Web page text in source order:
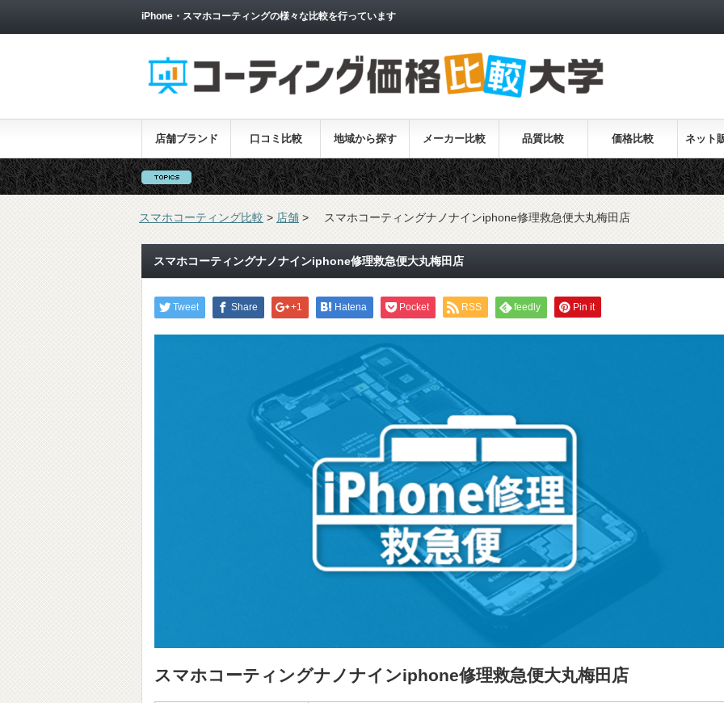
iPhone・スマホコーティングの様々な比較を行っています
店舗ブランド 口コミ比較 地域から探す メーカー比較 品質比較 価格比較 ネット
スマホコーティング比較 > 店舗 > スマホコーティングナノナインiphone修理救急便大丸梅田店
スマホコーティングナノナインiphone修理救急便大丸梅田店
Tweet Share +1 Hatena Pocket RSS feedly Pin it
スマホコーティングナノナインiphone修理救急便大丸梅田店